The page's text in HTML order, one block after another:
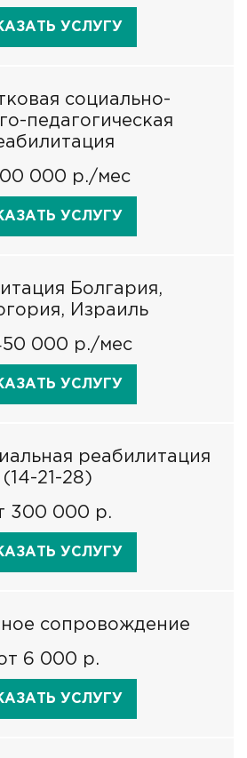
УСЛУГУ
социально-
педагогическая
000 р./мес
УСЛУГУ
Болгария,
Израиль
000 р./мес
УСЛУГУ
реабилитация
(14-21-28)
300 000 р.
УСЛУГУ
сопровождение
6 000 р.
УСЛУГУ